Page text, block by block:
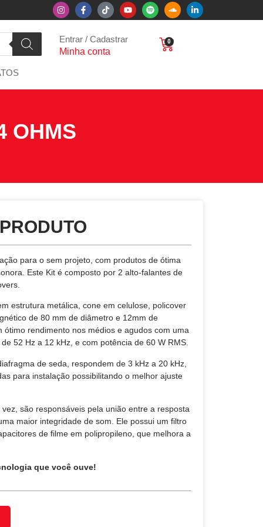
Entrar / Cadastrar
Minha conta
0
OHMS
para o sem projeto, com produtos de ótima
Este Kit é composto por 2 alto-falantes de
estrutura metálica, cone em celulose, policover
de 80 mm de diâmetro e 12mm de
ótimo rendimento nos médios e agudos com uma
52 Hz a 12 kHz, e com potência de 60 W RMS.
de seda, respondem de 3 kHz a 20 kHz,
para instalação possibilitando o melhor ajuste
são responsáveis pela união entre a resposta
maior integridade de som. Ele possui um filtro
de filme em polipropileno, que melhora a
que você ouve!